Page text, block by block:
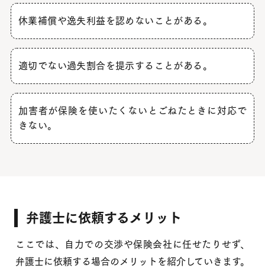
休業補償や逸失利益を認めないことがある 。
適切でない過失割合を提示することがある 。
加害者が保険を使いたくないとごねたときに対応で
きない。
弁護士に依頼するメリット
ここでは、自力での交渉や保険会社に任せたりせず、
弁護士に依頼する場合のメリットを紹介していきます。